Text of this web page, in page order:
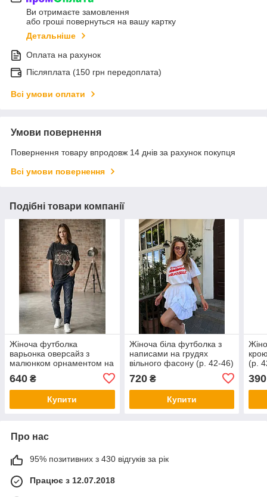
Ви отримаєте замовлення
або гроші повернуться на вашу картку
Детальніше
Оплата на рахунок
Післяплата (150 грн передоплата)
Всі умови оплати
Умови повернення
Повернення товару впродовж 14 днів за рахунок покупця
Всі умови повернення
Подібні товари компанії
Жіноча футболка
варьонка оверсайз з
малюнком орнаментом на
ma1309М
640 ₴
Купити
Жіноча біла футболка з
написами на грудях
вільного фасону (р. 42-46)
720₴
Купити
(р.
390
Про нас
95% позитивних з 430 відгуків за рік
Працює з 12.07.2018